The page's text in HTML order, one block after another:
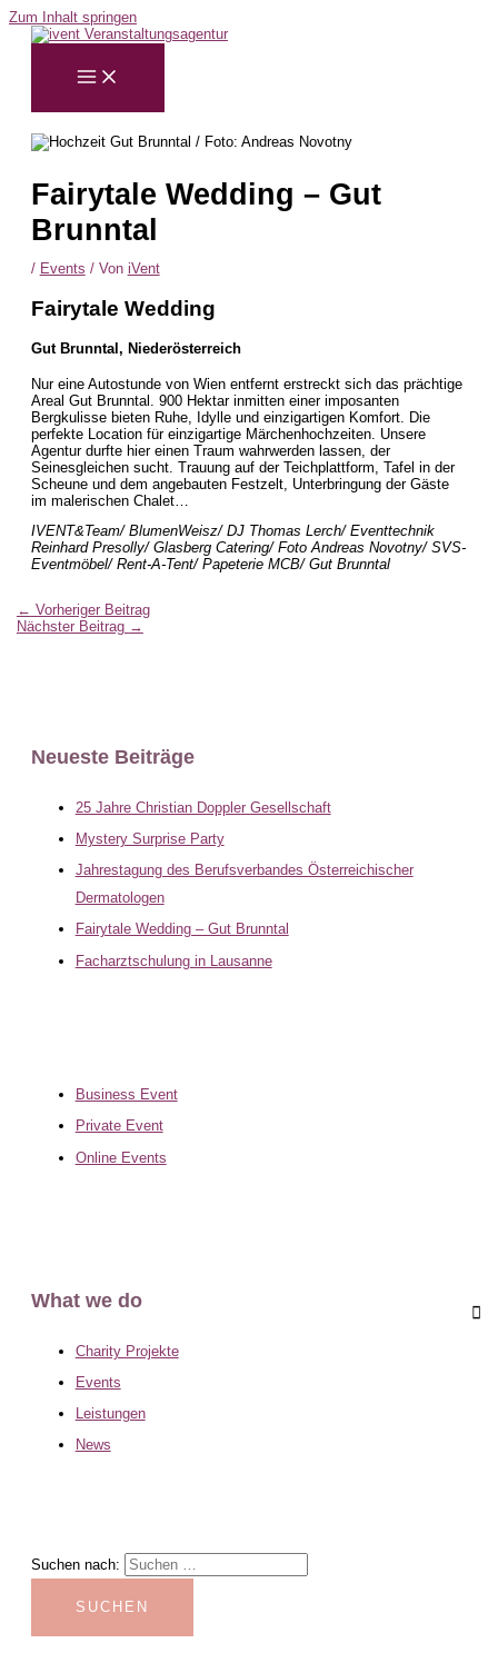
Zum Inhalt springen
Fairytale Wedding – Gut
Brunntal
/ Events / Von iVent
Fairytale Wedding
Gut Brunntal, Niederösterreich
Nur eine Autostunde von Wien entfernt erstreckt sich das prächtige
Areal Gut Brunntal. 900 Hektar inmitten einer imposanten
Bergkulisse bieten Ruhe, Idylle und einzigartigen Komfort. Die
perfekte Location für einzigartige Märchenhochzeiten. Unsere
Agentur durfte hier einen Traum wahrwerden lassen, der
Seinesgleichen sucht. Trauung auf der Teichplattform, Tafel in der
Scheune und dem angebauten Festzelt, Unterbringung der Gäste
im malerischen Chalet…
IVENT&Team/BlumenWeisz/ DJ Thomas Lerch/ Eventtechnik
Reinhard Presolly/ Glasberg Catering/ Foto Andreas Novotny/ SVS-
Eventmöbel/ Rent-A-Tent/ Papeterie MCB/ Gut Brunntal
← Vorheriger Beitrag
Nächster Beitrag →
Neueste Beiträge
25 Jahre Christian Doppler Gesellschaft
Mystery Surprise Party
Jahrestagung des Berufsverbandes Österreichischer
Dermatologen
Fairytale Wedding – Gut Brunntal
Facharztschulung in Lausanne
Business Event
Private Event
Online Events
What we do
Charity Projekte
Events
Leistungen
News
Suchen nach: